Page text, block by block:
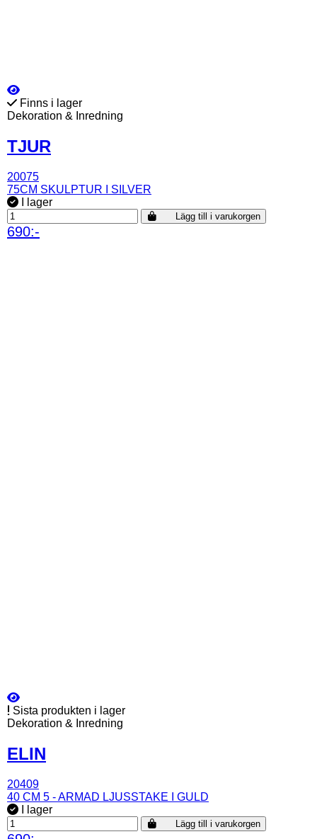
Finns i lager
Dekoration & Inredning
TJUR
20075
75CM SKULPTUR I SILVER
I lager
Lägg till i varukorgen
690:-
Sista produkten i lager
Dekoration & Inredning
ELIN
20409
40 CM 5 - ARMAD LJUSSTAKE I GULD
I lager
Lägg till i varukorgen